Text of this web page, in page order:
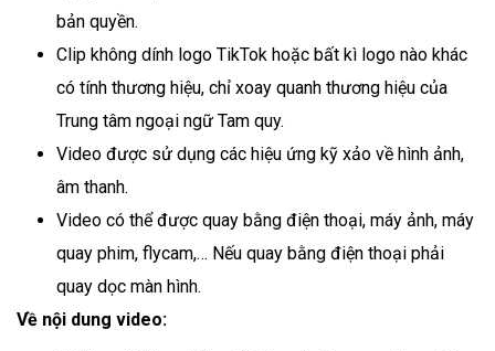
bản quyền.
Clip không dính logo TikTok hoặc bất kì logo nào khác
có tính thương hiệu, chỉ xoay quanh thương hiệu của
Trung tâm ngoại ngữ Tam quy.
Video được sử dụng các hiệu ứng kỹ xảo về hình ảnh,
âm thanh.
Video có thể được quay bằng điện thoại, máy ảnh, máy
quay phim, flycam,… Nếu quay bằng điện thoại phải
quay dọc màn hình.
Về nội dung video: